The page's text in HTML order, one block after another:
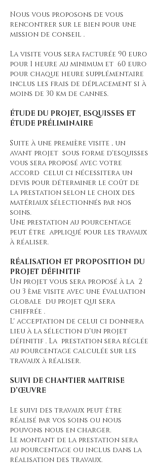
Nous vous proposons de vous
rencontrer sur le bien pour une
mission de conseil .
La visite vous sera facturée 90 euro
pour 1 heure au minimum et 60 euro
pour chaque heure supplémentaire
inclus les frais de déplacement si à
moins de 30 km de cannes.
ÉTUDE DU PROJET, ESQUISSES ET
ÉTUDE PRÉLIMINAIRE
Suite à une première visite , un
avant projet sous forme d'esquisses
vous sera proposé avec votre
accord celui ci nécessitera un
devis pour déterminer le coût de
la prestation selon le choix des
matériaux sélectionnés par nos
soins.
Une prestation au pourcentage
peut être appliqué pour les travaux
à réaliser.
RÉALISATION ET PROPOSITION DU
PROJET DÉFINITIF
Un projet vous sera proposé à la 2
ou 3 ème visite avec une évaluation
globale du projet qui sera
chiffrée .
L' acceptation de celui ci donnera
lieu à la sélection d'un projet
définitif . La prestation sera réglée
au pourcentage calculée sur les
travaux à réaliser.
SUIVI DE CHANTIER MAITRISE
D’ŒUVRE
Le suivi des travaux peut être
réalisé par vos soins ou nous
pouvons nous en charger.
Le montant de la prestation sera
au pourcentage ou inclus dans la
réalisation des travaux.